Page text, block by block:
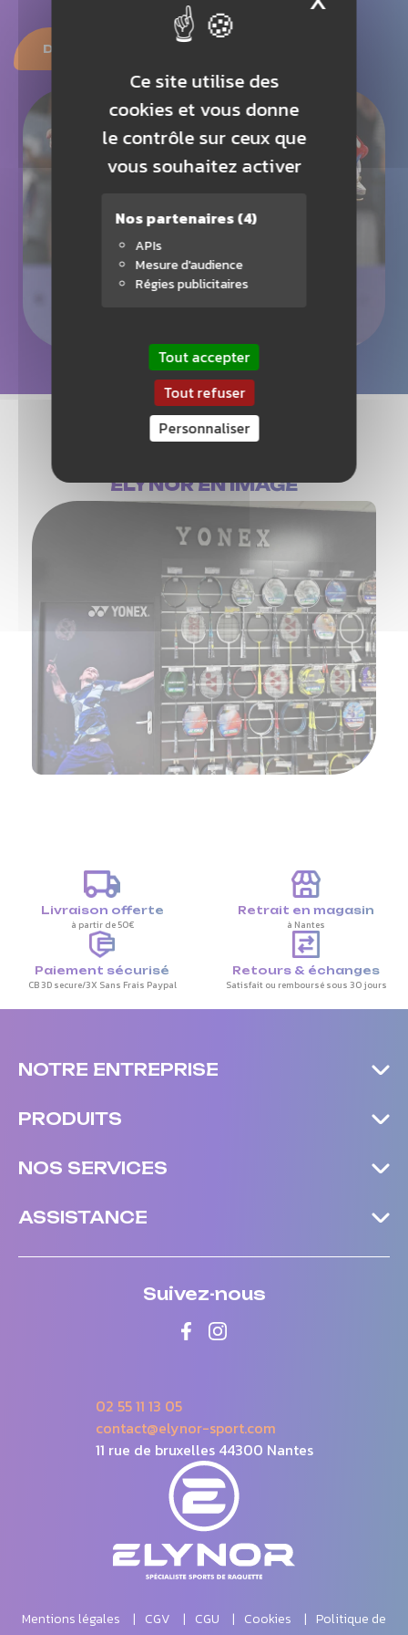
Ce site utilise des
cookies et vous donne
le contrôle sur ceux que
vous souhaitez activer
Nos partenaires(4)
APIs
Mesure d'audience
Régies publicitaires
Tout accepter
Tout refuser
Personnaliser
DEVENIR CLUB PARTENAIRE
ELYNOR EN IMAGE
Livraison offerte
à partir de 50€
Retrait en magasin
à Nantes
Paiement sécurisé
CB 3D secure/3X Sans Frais Paypal
Retours & échanges
Satisfait ou remboursé sous 30 jours
02 55 11 13 05
contact@elynor-sport.com
11 rue de bruxelles 44300 Nantes
Suivez-nous
NOTRE ENTREPRISE
PRODUITS
NOS SERVICES
ASSISTANCE
Mentions légales CGV CGU Cookies
Politique de